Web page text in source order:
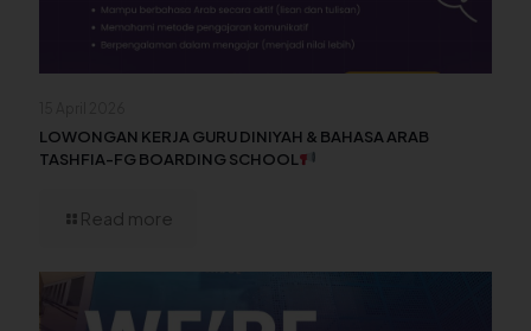
LOWONGAN KERJA GURU DINIYAH & BAHASA ARAB
TASHFIA-FG BOARDING SCHOOL
Read more